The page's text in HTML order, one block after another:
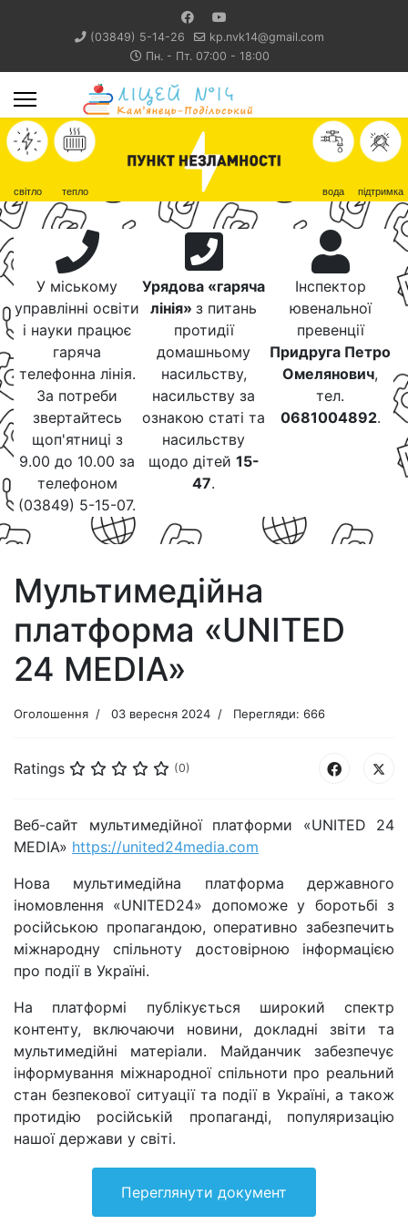
(03849) 5-14-26
kp.nvk14@gmail.com
Пн. - Пт. 07:00 - 18:00
світло тепло вода підтримка
У міському
управлінні освіти
і науки працює
гаряча
телефонна лінія.
За потреби
звертайтесь
щоп'ятниці з
9.00 до 10.00 за
телефоном
(03849) 5-15-07.
Урядова «гаряча
лінія» з питань
протидії
домашньому
насильству,
насильству за
ознакою статі та
насильству
щодо дітей 15-
47.
Інспектор
ювенальної
превенції
Придруга Петро
Омелянович,
тел.
0681004892.
Мультимедійна
платформа «UNITED
24 MEDIA»
Оголошення 03 вересня 2024 Перегляди: 666
Ratings (0)
Веб-сайт мультимедійної платформи «UNITED 24
MEDIA» https://united24media.com
Нова мультимедійна платформа державного
іномовлення «UNITED24» допоможе у боротьбі з
російською пропагандою, оперативно забезпечить
міжнародну спільноту достовірною інформацією
про події в Україні.
На платформі публікується широкий спектр
контенту, включаючи новини, докладні звіти та
мультимедійні матеріали. Майданчик забезпечує
інформування міжнародної спільноти про реальний
стан безпекової ситуації та події в Україні, а також
протидію російській пропаганді, популяризацію
нашої держави у світі.
Переглянути документ